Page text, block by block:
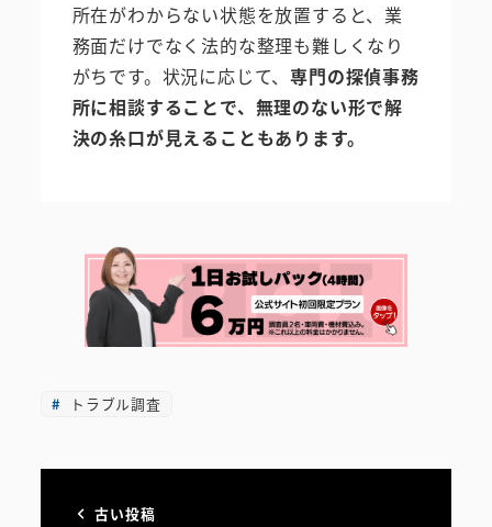
所在がわからない状態を放置すると、業
務面だけでなく法的な整理も難しくなり
がちです。状況に応じて、専門の探偵事務
所に相談することで、無理のない形で解
決の糸口が見えることもあります。
トラブル調査
古い投稿